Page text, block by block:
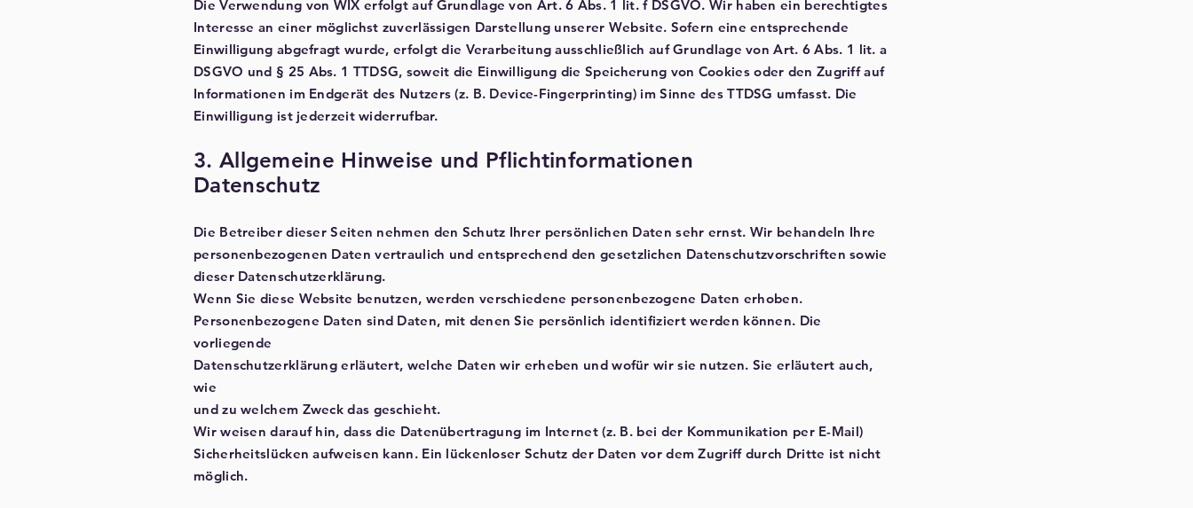
Die Verwendung von WIX erfolgt auf Grundlage von Art. 6 Abs. 1 lit. f DSGVO. Wir haben ein berechtigtes
Interesse an einer möglichst zuverlässigen Darstellung unserer Website. Sofern eine entsprechende
Einwilligung abgefragt wurde, erfolgt die Verarbeitung ausschließlich auf Grundlage von Art. 6 Abs. 1 lit. a
DSGVO und § 25 Abs. 1 TTDSG, soweit die Einwilligung die Speicherung von Cookies oder den Zugriff auf
Informationen im Endgerät des Nutzers (z. B. Device-Fingerprinting) im Sinne des TTDSG umfasst. Die
Einwilligung ist jederzeit widerrufbar.
3. Allgemeine Hinweise und Pflichtinformationen
Datenschutz
Die Betreiber dieser Seiten nehmen den Schutz Ihrer persönlichen Daten sehr ernst. Wir behandeln Ihre
personenbezogenen Daten vertraulich und entsprechend den gesetzlichen Datenschutzvorschriften sowie
dieser Datenschutzerklärung.
Wenn Sie diese Website benutzen, werden verschiedene personenbezogene Daten erhoben.
Personenbezogene Daten sind Daten, mit denen Sie persönlich identifiziert werden können. Die
vorliegende
Datenschutzerklärung erläutert, welche Daten wir erheben und wofür wir sie nutzen. Sie erläutert auch,
wie
und zu welchem Zweck das geschieht.
Wir weisen darauf hin, dass die Datenübertragung im Internet (z. B. bei der Kommunikation per E-Mail)
Sicherheitslücken aufweisen kann. Ein lückenloser Schutz der Daten vor dem Zugriff durch Dritte ist nicht
möglich.